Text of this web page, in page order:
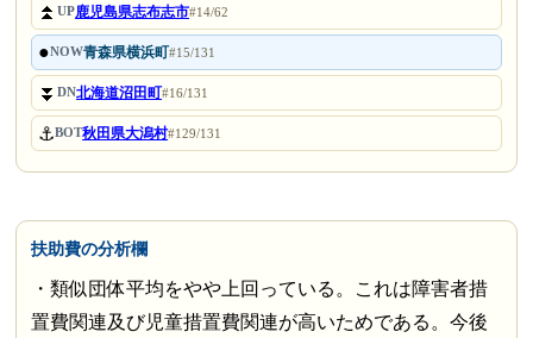
⏫UP鹿児島県志布志市#14/62
●NOW青森県横浜町#15/131
⏬DN北海道沼田町#16/131
⚓BOT秋田県大潟村#129/131
扶助費の分析欄
・類似団体平均をやや上回っている。これは障害者措
置費関連及び児童措置費関連が高いためである。今後